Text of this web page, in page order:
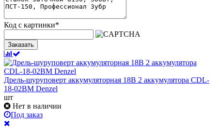
Код с картинки*
Заказать
Дрель-шуруповерт аккумуляторная 18В 2 аккумулятора CDL-
18-02BM Denzel
шт
Нет в наличии
Под заказ